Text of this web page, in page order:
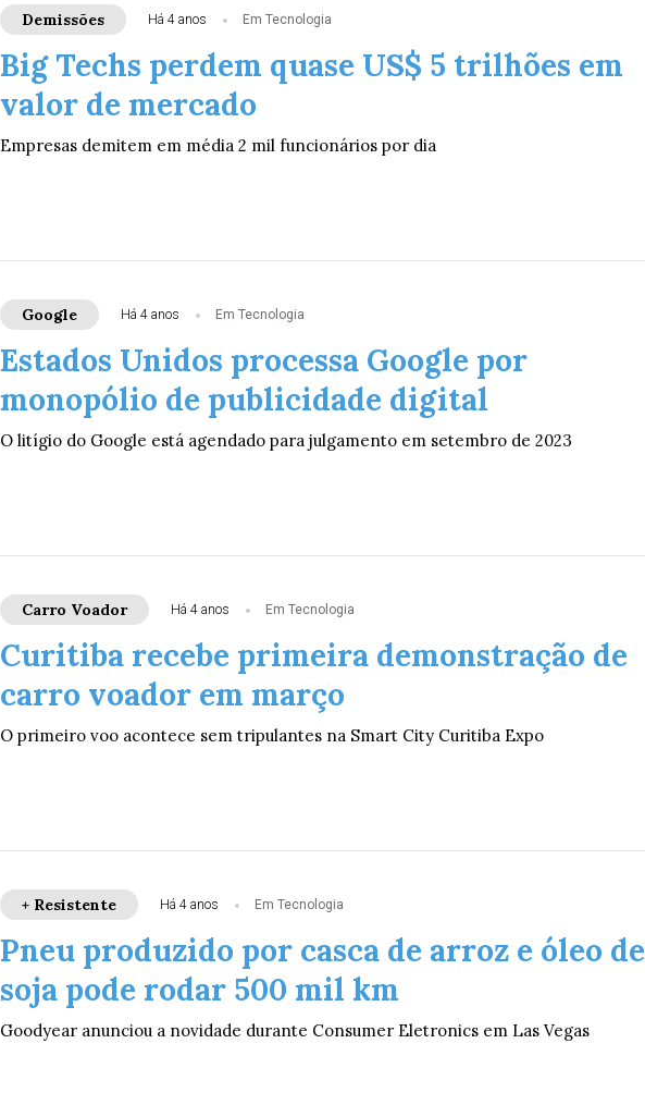
Demissões Há 4 anos Em Tecnologia
Big Techs perdem quase US$ 5 trilhões em
valor de mercado
Empresas demitem em média 2 mil funcionários por dia
Google Há 4 anos Em Tecnologia
Estados Unidos processa Google por
monopólio de publicidade digital
O litígio do Google está agendado para julgamento em setembro de 2023
Carro Voador Há 4 anos Em Tecnologia
Curitiba recebe primeira demonstração de
carro voador em março
O primeiro voo acontece sem tripulantes na Smart City Curitiba Expo
+ Resistente Há 4 anos Em Tecnologia
Pneu produzido por casca de arroz e óleo de
soja pode rodar 500 mil km
Goodyear anunciou a novidade durante Consumer Eletronics em Las Vegas